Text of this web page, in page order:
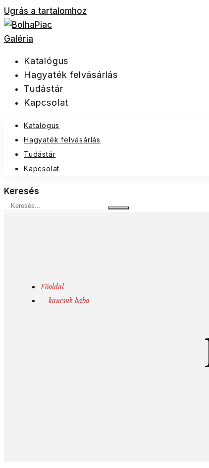
Ugrás a tartalomhoz
Katalógus
Hagyaték felvásárlás
Tudástár
Kapcsolat
Katalógus
Hagyaték felvásárlás
Tudástár
Kapcsolat
Keresés
Főoldal
kaucsuk baba